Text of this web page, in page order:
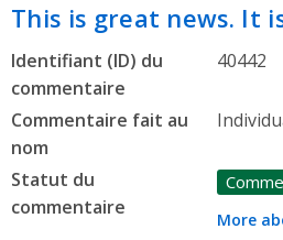
This is great news. It
Identifiant (ID) du
commentaire
40442
Commentaire fait au
nom
Statut du
commentaire
More